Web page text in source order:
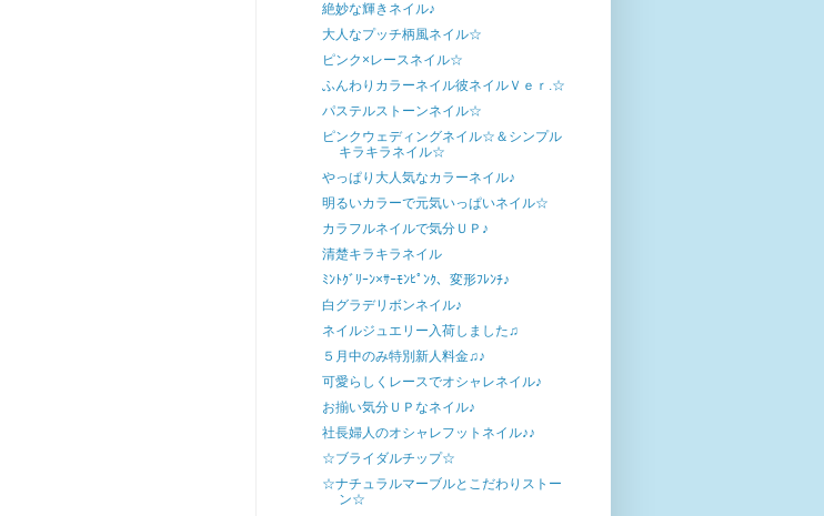
絶妙な輝きネイル♪
大人なプッチ柄風ネイル☆
ピンク×レースネイル☆
ふんわりカラーネイル彼ネイルＶｅｒ.☆
パステルストーンネイル☆
ピンクウェディングネイル☆＆シンプル
キラキラネイル☆
やっぱり大人気なカラーネイル♪
明るいカラーで元気いっぱいネイル☆
カラフルネイルで気分ＵＰ♪
清楚キラキラネイル
ﾐﾝﾄｸﾞﾘｰﾝ×ｻｰﾓﾝﾋﾟﾝｸ、変形ﾌﾚﾝﾁ♪
白グラデリボンネイル♪
ネイルジュエリー入荷しました♫
５月中のみ特別新人料金♫♪
可愛らしくレースでオシャレネイル♪
お揃い気分ＵＰなネイル♪
社長婦人のオシャレフットネイル♪♪
☆ブライダルチップ☆
☆ナチュラルマーブルとこだわりストー
ン☆